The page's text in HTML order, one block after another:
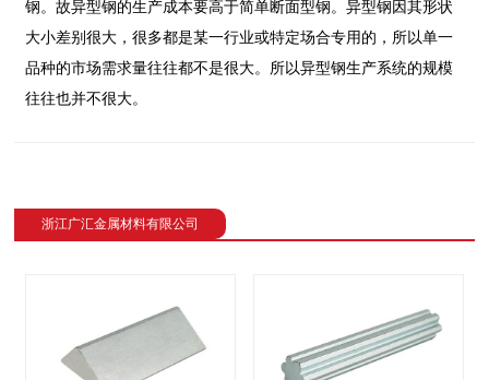
钢。故异型钢的生产成本要高于简单断面型钢。异型钢因其形状
大小差别很大，很多都是某一行业或特定场合专用的，所以单一
品种的市场需求量往往都不是很大。所以异型钢生产系统的规模
往往也并不很大。
浙江广汇金属材料有限公司